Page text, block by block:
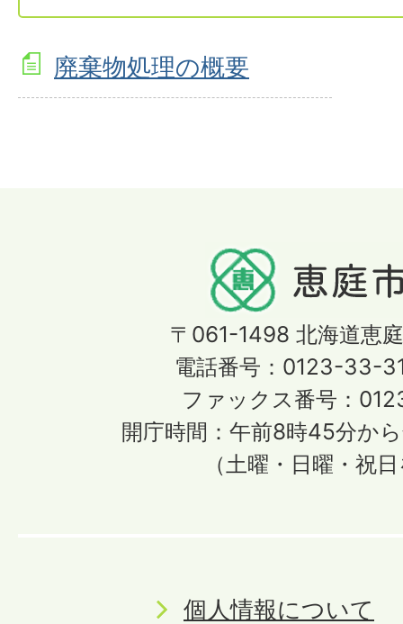
廃棄物処理の概要
〒061-1498 北海道恵
電話番号：0123-33-
ファックス番号：
開庁時間：午前8時45分か
（土曜・日曜・祝
個人情報について